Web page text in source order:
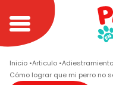
Inicio Articulo Adiestramiento
Cómo lograr que mi perro no